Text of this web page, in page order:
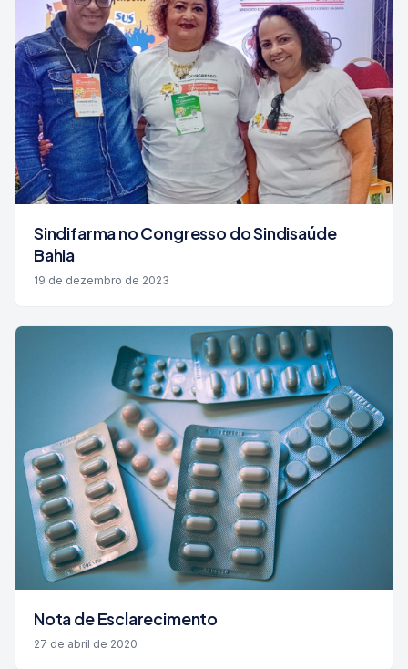
Sindifarma no Congresso do Sindisaúde
Bahia
19 de dezembro de 2023
Nota de Esclarecimento
27 de abril de 2020